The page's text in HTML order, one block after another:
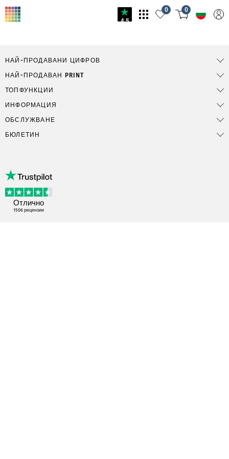
4.5
0 0
НАЙ-ПРОДАВАНИ ЦИФРОВ
НАЙ-ПРОДАВАН PRINT
ТОПФУНКЦИИ
ИНФОРМАЦИЯ
ОБСЛУЖВАНЕ
Отлично
1506 рецензии
БЮЛЕТИН